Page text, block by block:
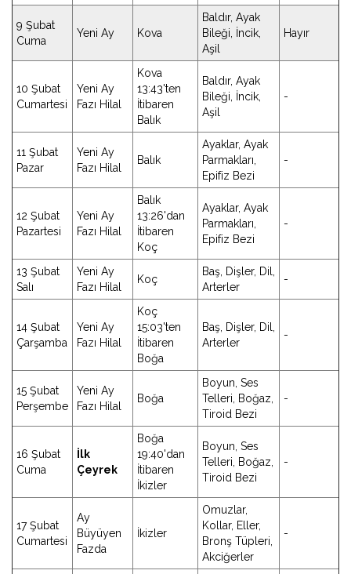
9 Şubat
Cuma
Yeni Ay Kova
Baldır, Ayak
Bileği, İncik,
Aşil
Hayır
10 Şubat
Cumartesi
Yeni Ay
Fazı Hilal
Kova
13:43'ten
İtibaren
Balık
Baldır, Ayak
Bileği, İncik,
Aşil
-
11 Şubat
Pazar
Yeni Ay
Fazı Hilal
Balık
Ayaklar, Ayak
Parmakları,
Epifiz Bezi
-
12 Şubat
Pazartesi
Yeni Ay
Fazı Hilal
Balık
13:26'dan
İtibaren
Koç
Ayaklar, Ayak
Parmakları,
Epifiz Bezi
-
13 Şubat
Salı
Yeni Ay
Fazı Hilal
Koç
Baş, Dişler, Dil,
Arterler
-
14 Şubat
Çarşamba
Yeni Ay
Fazı Hilal
Koç
15:03'ten
İtibaren
Boğa
Baş, Dişler, Dil,
Arterler
-
15 Şubat
Perşembe
Yeni Ay
Fazı Hilal
Boğa
Boyun, Ses
Telleri, Boğaz,
Tiroid Bezi
-
16 Şubat
Cuma
İlk
Çeyrek
Boğa
19:40'dan
İtibaren
İkizler
Boyun, Ses
Telleri, Boğaz,
Tiroid Bezi
-
17 Şubat
Cumartesi
Ay
Büyüyen
Fazda
İkizler
Omuzlar,
Kollar, Eller,
Bronş Tüpleri,
Akciğerler
-